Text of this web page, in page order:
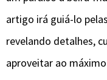
artigo irá guiá-lo
revelando detalhes,
aproveitar ao